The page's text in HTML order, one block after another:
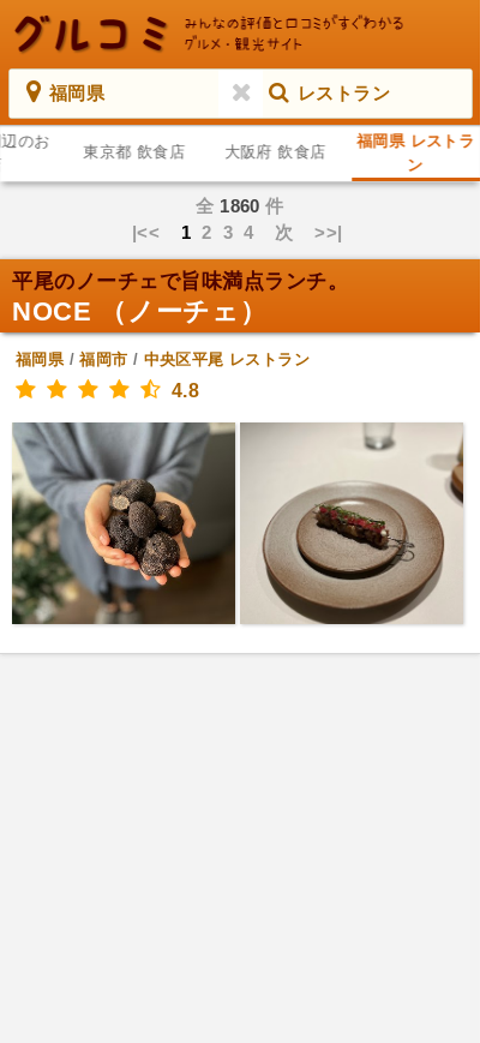
福岡県 レストラン
のお
東京都 飲食店 大阪府 飲食店
福岡県 レストラ
ン
全 1860 件
|<< 12 3 4 次 >>|
平尾のノーチェで旨味満点ランチ。
NOCE （ノーチェ）
福岡県/福岡市 / 中央区平尾 レストラン
4.8